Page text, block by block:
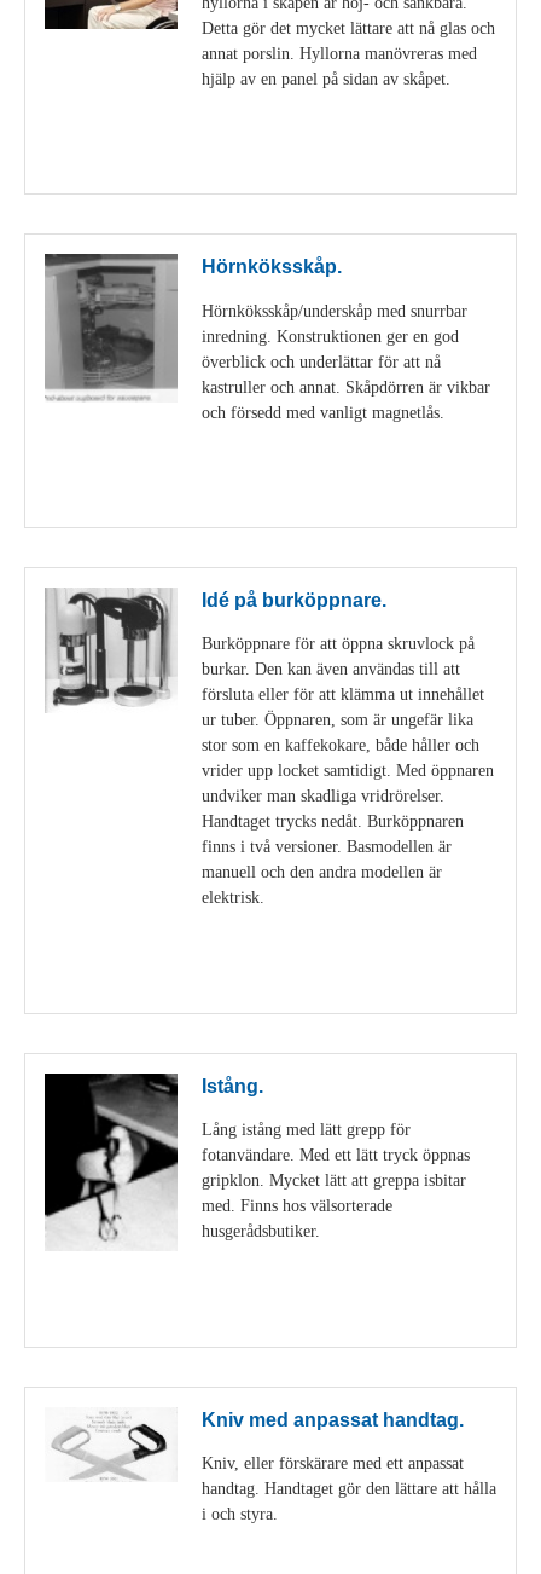
Detta gör det mycket lättare att nå glas och
annat porslin. Hyllorna manövreras med
hjälp av en panel på sidan av skåpet.
Hörnköksskåp.
Hörnköksskåp/underskåp med snurrbar
inredning. Konstruktionen ger en god
överblick och underlättar för att nå
kastruller och annat. Skåpdörren är vikbar
och försedd med vanligt magnetlås.
Idé på burköppnare.
Burköppnare för att öppna skruvlock på
burkar. Den kan även användas till att
försluta eller för att klämma ut innehållet
ur tuber. Öppnaren, som är ungefär lika
stor som en kaffekokare, både håller och
vrider upp locket samtidigt. Med öppnaren
undviker man skadliga vridrörelser.
Handtaget trycks nedåt. Burköppnaren
finns i två versioner. Basmodellen är
manuell och den andra modellen är
elektrisk.
Istång.
Lång istång med lätt grepp för
fotanvändare. Med ett lätt tryck öppnas
gripklon. Mycket lätt att greppa isbitar
med. Finns hos välsorterade
husgerådsbutiker.
Kniv med anpassat handtag.
Kniv, eller förskärare med ett anpassat
handtag. Handtaget gör den lättare att hålla
i och styra.